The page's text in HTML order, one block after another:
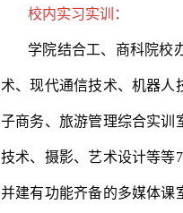
校内实习实训：
学院结合工、商科院校
术、现代通信技术、机器人
子商务、旅游管理综合实训
技术、摄影、艺术设计等等
并建有功能齐备的多媒体课